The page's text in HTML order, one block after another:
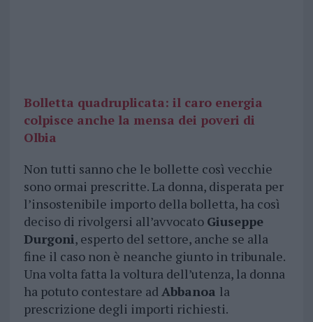
Bolletta quadruplicata: il caro energia
colpisce anche la mensa dei poveri di
Olbia
Non tutti sanno che le bollette così vecchie
sono ormai prescritte. La donna, disperata per
l’insostenibile importo della bolletta, ha così
deciso di rivolgersi all’avvocato Giuseppe
Durgoni, esperto del settore, anche se alla
fine il caso non è neanche giunto in tribunale.
Una volta fatta la voltura dell’utenza, la donna
ha potuto contestare adAbbanoa la
prescrizione degli importi richiesti.